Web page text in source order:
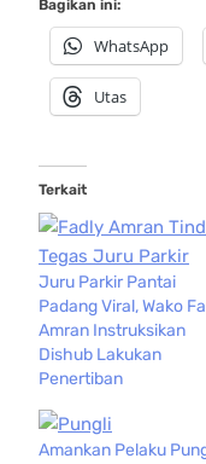
Bagikan ini:
WhatsApp
Utas
Terkait
Juru Parkir Pantai
Padang Viral, Wako
Amran Instruksikan
Dishub Lakukan
Penertiban
Amankan Pelaku